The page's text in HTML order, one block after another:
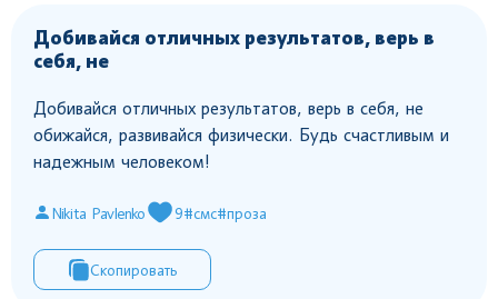
Добивайся отличных результатов, верь в
себя, не
Добивайся отличных результатов, верь в себя, не
обижайся, развивайся физически. Будь счастливым и
надежным человеком!
Nikita Pavlenko 9#смс#проза
Скопировать